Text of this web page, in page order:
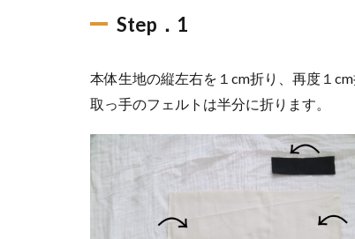
Step．1
本体生地の縦左右を１cm折り、再度１
取っ手のフェルトは半分に折ります。